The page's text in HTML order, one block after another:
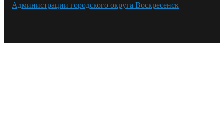
Администрации городского округа Воскресенск